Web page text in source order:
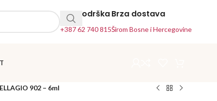
24h Podrška
+387 62 740 815
Brza dostava
Širom Bosne i Hercegovine
902 – 6ml